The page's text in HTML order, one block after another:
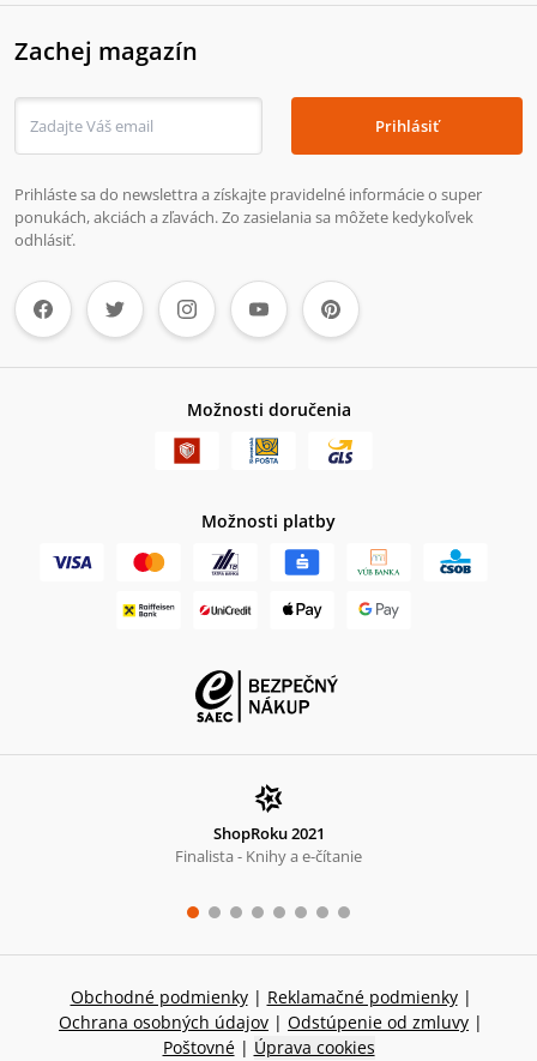
Zachej magazín
Prihlásiť
Prihláste sa do newslettra a získajte pravidelné informácie o super
ponukách, akciách a zľavách. Zo zasielania sa môžete kedykoľvek
odhlásiť.
Možnosti doručenia
Možnosti platby
ShopRoku 2021
Finalista - Knihy a e-čítanie
Obchodné podmienky | Reklamačné podmienky |
Ochrana osobných údajov | Odstúpenie od zmluvy |
Poštovné | Úprava cookies